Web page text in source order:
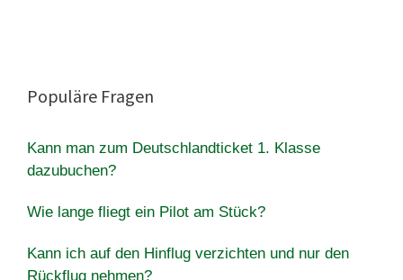
Populäre Fragen
Kann man zum Deutschlandticket 1. Klasse
dazubuchen?
Wie lange fliegt ein Pilot am Stück?
Kann ich auf den Hinflug verzichten und nur den
Rückflug nehmen?